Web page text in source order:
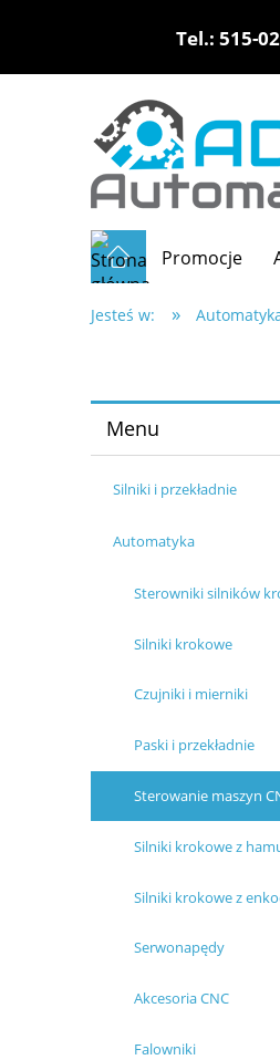
Tel.: 515-
Promocje
Jesteś w: »
Menu
Silniki i przekładnie
Automatyka
Sterowniki silników
Silniki krokowe
Czujniki i mierniki
Paski i przekładnie
Sterowanie maszyn
Silniki krokowe z
Silniki krokowe z
Serwonapędy
Akcesoria CNC
Falowniki